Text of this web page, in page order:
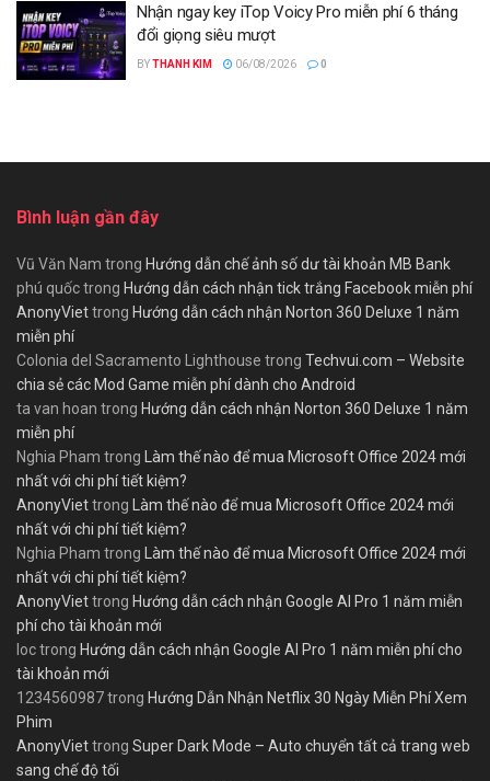
Nhận ngay key iTop Voicy Pro miễn phí 6 tháng
đổi giọng siêu mượt
BYTHANH KIM 06/08/2026 0
Bình luận gần đây
Vũ Văn Nam trong Hướng dẫn chế ảnh số dư tài khoản MB Bank
phú quốctrong Hướng dẫn cách nhận tick trắng Facebook miễn phí
AnonyViettrong Hướng dẫn cách nhận Norton 360 Deluxe 1 năm
miễn phí
Colonia del Sacramento Lighthouse trong Techvui.com – Website
chia sẻ các Mod Game miễn phí dành cho Android
ta van hoan trong Hướng dẫn cách nhận Norton 360 Deluxe 1 năm
miễn phí
Nghia Pham trong Làm thế nào để mua Microsoft Office 2024 mới
nhất với chi phí tiết kiệm?
AnonyViettrong Làm thế nào để mua Microsoft Office 2024 mới
nhất với chi phí tiết kiệm?
Nghia Pham trong Làm thế nào để mua Microsoft Office 2024 mới
nhất với chi phí tiết kiệm?
AnonyViettrong Hướng dẫn cách nhận Google AI Pro 1 năm miễn
phí cho tài khoản mới
loctrong Hướng dẫn cách nhận Google AI Pro 1 năm miễn phí cho
tài khoản mới
1234560987trong Hướng Dẫn Nhận Netflix 30 Ngày Miễn Phí Xem
Phim
AnonyViettrong Super Dark Mode – Auto chuyển tất cả trang web
sang chế độ tối